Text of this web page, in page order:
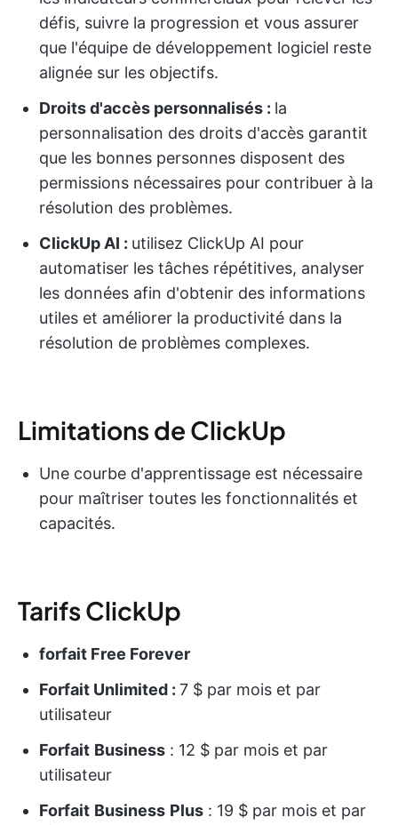
défis, suivre la progression et vous assurer
que l'équipe de développement logiciel reste
alignée sur les objectifs.
Droits d'accès personnalisés : la
personnalisation des droits d'accès garantit
que les bonnes personnes disposent des
permissions nécessaires pour contribuer à la
résolution des problèmes.
ClickUp AI : utilisez ClickUp AI pour
automatiser les tâches répétitives, analyser
les données afin d'obtenir des informations
utiles et améliorer la productivité dans la
résolution de problèmes complexes.
Limitations de ClickUp
Une courbe d'apprentissage est nécessaire
pour maîtriser toutes les fonctionnalités et
capacités.
Tarifs ClickUp
forfait Free Forever
Forfait Unlimited : 7 $ par mois et par
utilisateur
Forfait Business : 12 $ par mois et par
utilisateur
Forfait Business Plus : 19 $ par mois et par